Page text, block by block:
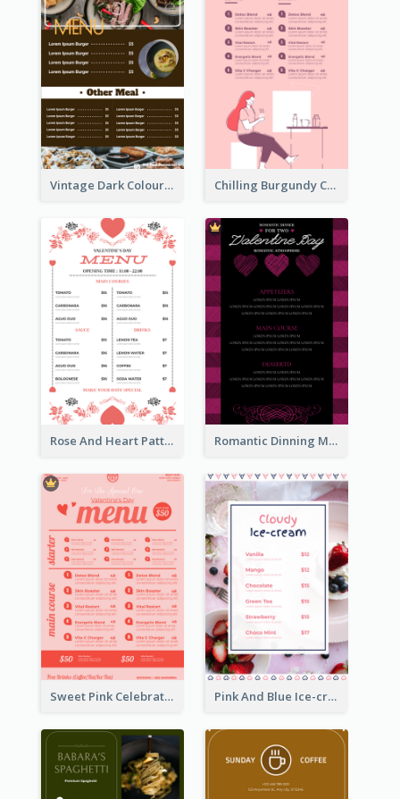
Vintage Dark Colour Tone Menu Of Western Restaurant Chilling Burgundy Coffee And Bakery Menu Design
Rose And Heart Pattern Menu Design Ideas Romantic Dinning Menu For Two Design Templates
Sweet Pink Celebration Menu Template Design Pink And Blue Ice-cream Photo Dessert Menu